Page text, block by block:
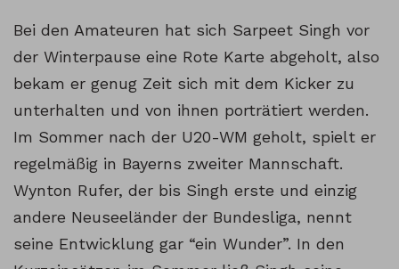
Bei den Amateuren hat sich Sarpeet Singh vor
der Winterpause eine Rote Karte abgeholt, also
bekam er genug Zeit sich mit dem Kicker zu
unterhalten und von ihnen porträtiert werden.
Im Sommer nach der U20-WM geholt, spielt er
regelmäßig in Bayerns zweiter Mannschaft.
Wynton Rufer, der bis Singh erste und einzig
andere Neuseeländer der Bundesliga, nennt
seine Entwicklung gar “ein Wunder”. In den